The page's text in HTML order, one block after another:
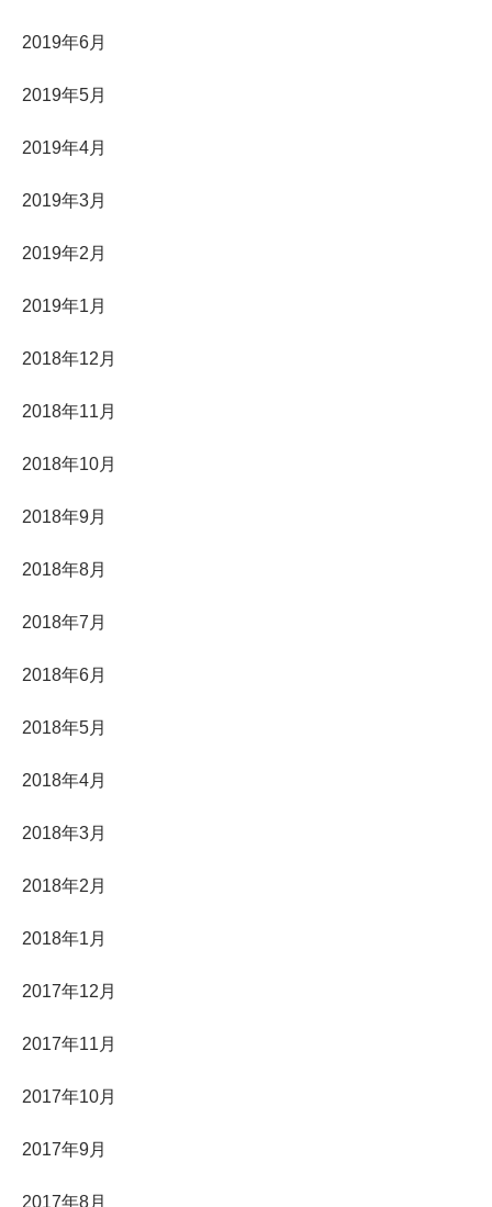
2019年6月
2019年5月
2019年4月
2019年3月
2019年2月
2019年1月
2018年12月
2018年11月
2018年10月
2018年9月
2018年8月
2018年7月
2018年6月
2018年5月
2018年4月
2018年3月
2018年2月
2018年1月
2017年12月
2017年11月
2017年10月
2017年9月
2017年8月